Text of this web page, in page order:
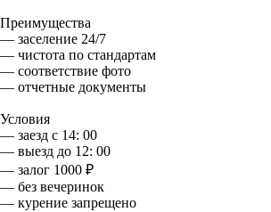
Преимущества
— заселение 24/7
— чистота по стандартам
— соответствие фото
— отчетные документы
Условия
— заезд с 14: 00
— выезд до 12: 00
— залог 1000 ₽
— без вечеринок
— курение запрещено